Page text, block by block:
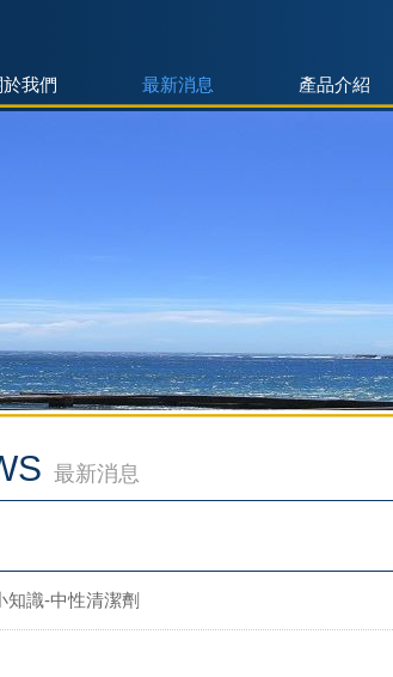
於我們 最新消息 產品介紹
最新消息
知識-中性清潔劑